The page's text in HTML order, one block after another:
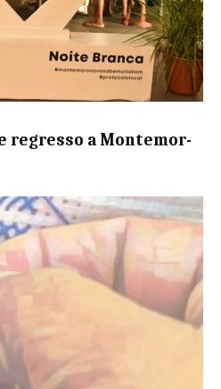
regresso a Montemor-